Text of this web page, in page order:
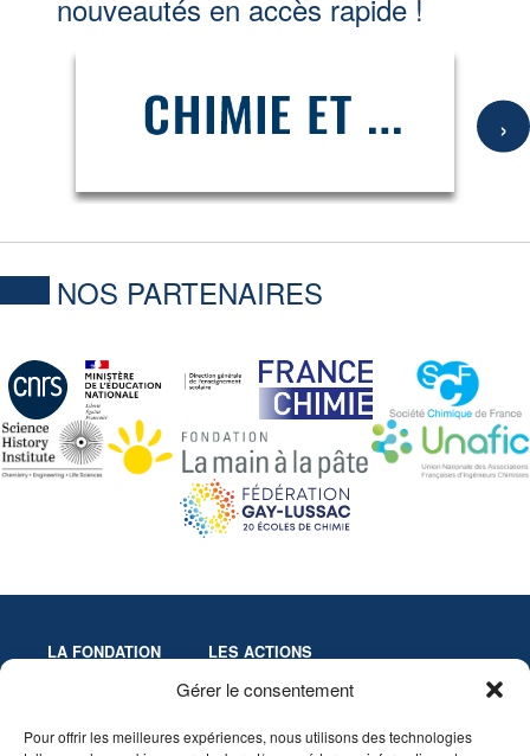
Gérer le consentement
Pour offrir les meilleures expériences, nous utilisons des technologies
nouveautés en accès rapide !
›
NOS PARTENAIRES
LA FONDATION
Statuts
LES ACTIONS
Colloques
Innovation-Recherche